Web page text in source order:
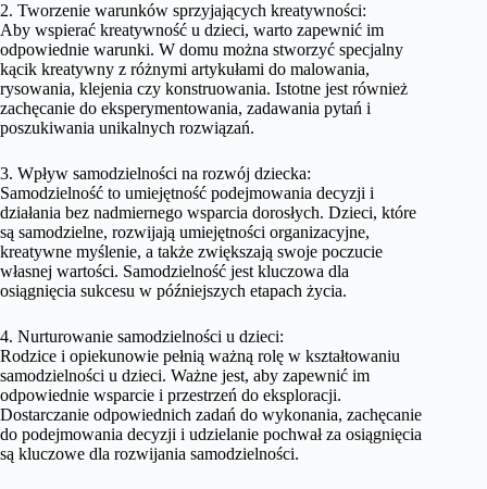
2. Tworzenie warunków sprzyjających kreatywności:
Aby wspierać kreatywność u dzieci, warto zapewnić im
odpowiednie warunki. W domu można stworzyć specjalny
kącik kreatywny z różnymi artykułami do malowania,
rysowania, klejenia czy konstruowania. Istotne jest również
zachęcanie do eksperymentowania, zadawania pytań i
poszukiwania unikalnych rozwiązań.
3. Wpływ samodzielności na rozwój dziecka:
Samodzielność to umiejętność podejmowania decyzji i
działania bez nadmiernego wsparcia dorosłych. Dzieci, które
są samodzielne, rozwijają umiejętności organizacyjne,
kreatywne myślenie, a także zwiększają swoje poczucie
własnej wartości. Samodzielność jest kluczowa dla
osiągnięcia sukcesu w późniejszych etapach życia.
4. Nurturowanie samodzielności u dzieci:
Rodzice i opiekunowie pełnią ważną rolę w kształtowaniu
samodzielności u dzieci. Ważne jest, aby zapewnić im
odpowiednie wsparcie i przestrzeń do eksploracji.
Dostarczanie odpowiednich zadań do wykonania, zachęcanie
do podejmowania decyzji i udzielanie pochwał za osiągnięcia
są kluczowe dla rozwijania samodzielności.